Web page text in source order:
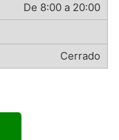
De 8:00 a 20:00
Cerrado